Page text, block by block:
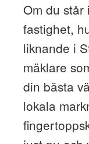
Om du
fastighet,
liknande i
mäklare
din bästa
lokala